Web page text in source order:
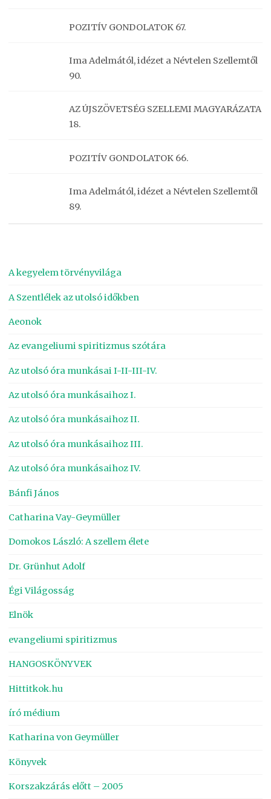
POZITÍV GONDOLATOK 67.
Ima Adelmától, idézet a Névtelen Szellemtől
90.
AZ ÚJSZÖVETSÉG SZELLEMI MAGYARÁZATA
18.
POZITÍV GONDOLATOK 66.
Ima Adelmától, idézet a Névtelen Szellemtől
89.
A kegyelem törvényvilága
A Szentlélek az utolsó időkben
Aeonok
Az evangeliumi spiritizmus szótára
Az utolsó óra munkásai I-II-III-IV.
Az utolsó óra munkásaihoz I.
Az utolsó óra munkásaihoz II.
Az utolsó óra munkásaihoz III.
Az utolsó óra munkásaihoz IV.
Bánfi János
Catharina Vay-Geymüller
Domokos László: A szellem élete
Dr. Grünhut Adolf
Égi Világosság
Elnök
evangeliumi spiritizmus
HANGOSKÖNYVEK
Hittitkok.hu
író médium
Katharina von Geymüller
Könyvek
Korszakzárás előtt – 2005